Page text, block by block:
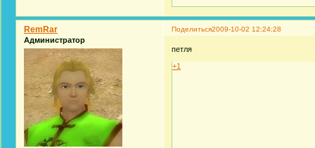
Поделиться2009-10-02 12:24:28
RemRar
Администратор
петля
+1